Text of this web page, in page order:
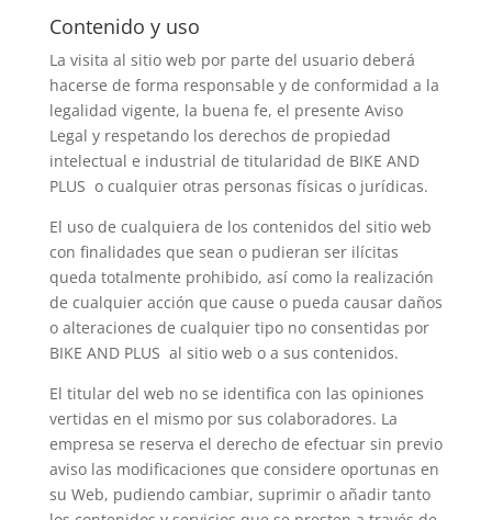
Contenido y uso
La visita al sitio web por parte del usuario deberá
hacerse de forma responsable y de conformidad a la
legalidad vigente, la buena fe, el presente Aviso
Legal y respetando los derechos de propiedad
intelectual e industrial de titularidad de BIKE AND
PLUS o cualquier otras personas físicas o jurídicas.
El uso de cualquiera de los contenidos del sitio web
con finalidades que sean o pudieran ser ilícitas
queda totalmente prohibido, así como la realización
de cualquier acción que cause o pueda causar daños
o alteraciones de cualquier tipo no consentidas por
BIKE AND PLUS al sitio web o a sus contenidos.
El titular del web no se identifica con las opiniones
vertidas en el mismo por sus colaboradores. La
empresa se reserva el derecho de efectuar sin previo
aviso las modificaciones que considere oportunas en
su Web, pudiendo cambiar, suprimir o añadir tanto